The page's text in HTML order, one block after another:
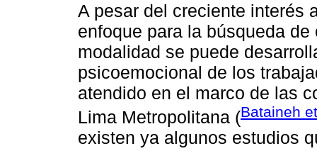
A pesar del creciente interés
enfoque para la búsqueda
modalidad se puede
psicoemocional de los
atendido en el marco de las
Lima Metropolitana (Bataineh
existen ya algunos estudios